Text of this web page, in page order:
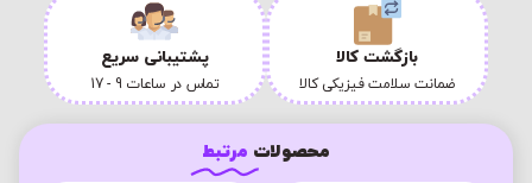
بازگشت کالا
ضمانت سلامت فیزیکی کالا
پشتیبانی سریع
تماس در ساعات 9 - 17
محصولات مرتبط